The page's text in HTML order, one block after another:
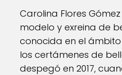
Carolina Flores
modelo y exreina de
conocida en el
los certámenes de
despegó en 2017,